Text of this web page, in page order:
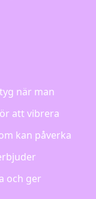
när man
att vibrera
kan påverka
och ger